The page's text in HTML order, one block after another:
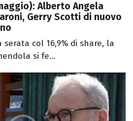
Alberto Angela
Gerry Scotti di nuovo
col 16,9% di share, la
si fe...